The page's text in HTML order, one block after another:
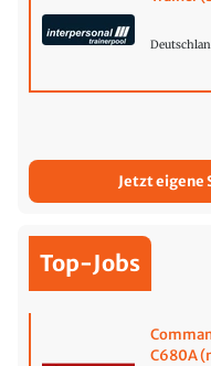
Jetzt eigene
Top-Jobs
C680A